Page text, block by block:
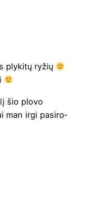
ply­ki­tų ryžių
šio plo­vo
man irgi pasi­ro­